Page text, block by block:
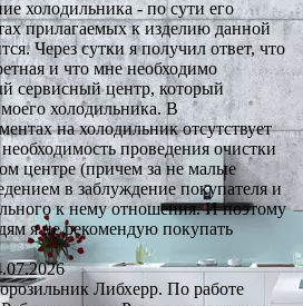
холодильника - по сути его
прилагаемых к изделию данной
Через сутки я получил ответ, что
и что мне необходимо
сервисный центр, который
холодильника. В
на холодильник отсутствует
проведения очистки
центре (причем за не малые
в заблуждение покупателя и
к нему отношения. И поэтому
я не рекомендую покупать
Либхерр. По работе